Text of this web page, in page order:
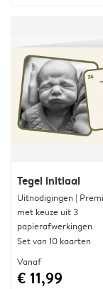
Tegel initiaal
Uitnodigingen |
met keuze uit 3
papierafwerkingen
Set van 10 kaarten
Vanaf
€ 11,99